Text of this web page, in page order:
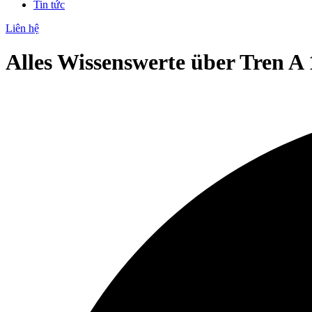
Tin tức
Liên hệ
Alles Wissenswerte über Tren A